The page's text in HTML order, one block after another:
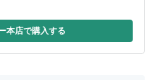
本店で購入する